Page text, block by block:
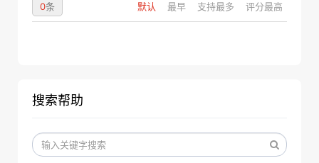
默认 最早 支持最多 评分最高
0条
搜索帮助